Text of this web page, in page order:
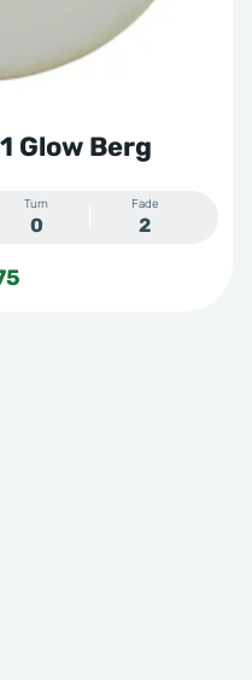
Glow Berg
Turn
0
Fade
2